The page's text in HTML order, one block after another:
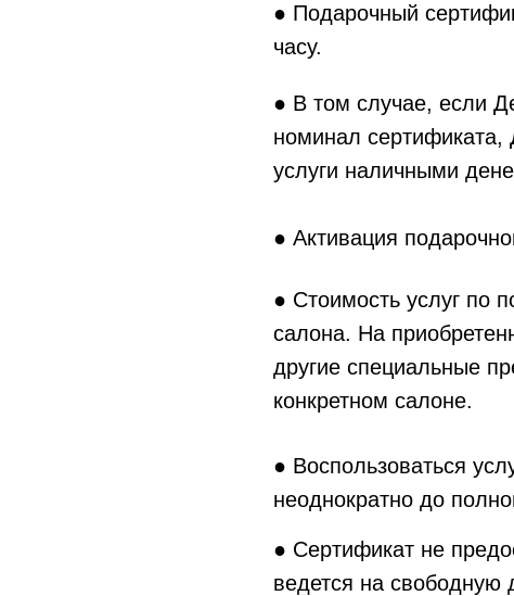
● Подарочный
часу.
● В том случае, если
номинал сертификата,
услуги наличными
● Активация
● Стоимость услуг по
салона. На
другие специальные
конкретном салоне.
● Воспользоваться
неоднократно до
● Сертификат не
ведется на свободную